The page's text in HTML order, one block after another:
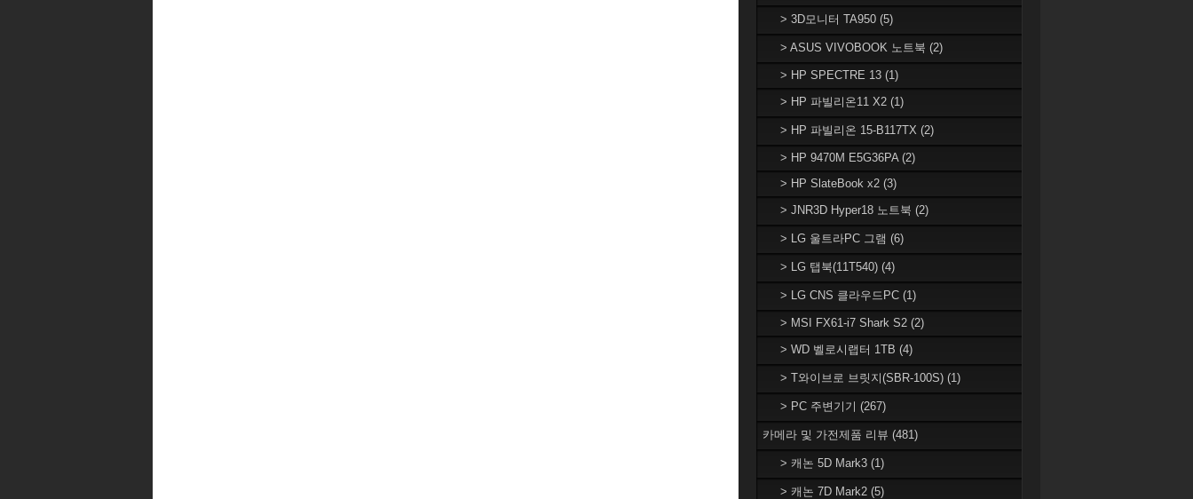
> 3D모니터 TA950 (5)
> ASUS VIVOBOOK 노트북 (2)
> HP SPECTRE 13 (1)
> HP 파빌리온11 X2 (1)
> HP 파빌리온 15-B117TX (2)
> HP 9470M E5G36PA (2)
> HP SlateBook x2 (3)
> JNR3D Hyper18 노트북 (2)
> LG 울트라PC 그램 (6)
> LG 탭북(11T540) (4)
> LG CNS 클라우드PC (1)
> MSI FX61-i7 Shark S2 (2)
> WD 벨로시랩터 1TB (4)
> T와이브로 브릿지(SBR-100S) (1)
> PC 주변기기 (267)
카메라 및 가전제품 리뷰 (481)
> 캐논 5D Mark3 (1)
> 캐논 7D Mark2 (5)